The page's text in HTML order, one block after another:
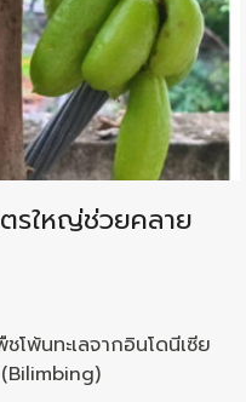
รใหญ่ช่วยคลาย
พ้นทะเลจากอินโดนีเซีย